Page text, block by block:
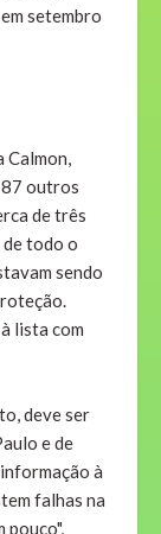
setembro
Calmon,
87 outros
de três
todo o
sendo
lista com
deve ser
e de
à
falhas na
pouco",